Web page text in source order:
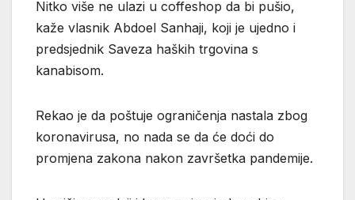
Nitko više ne ulazi u coffeshop da bi pušio,
kaže vlasnik Abdoel Sanhaji, koji je ujedno i
predsjednik Saveza haških trgovina s
kanabisom.
Rekao je da poštuje ograničenja nastala zbog
koronavirusa, no nada se da će doći do
promjena zakona nakon završetka pandemije.